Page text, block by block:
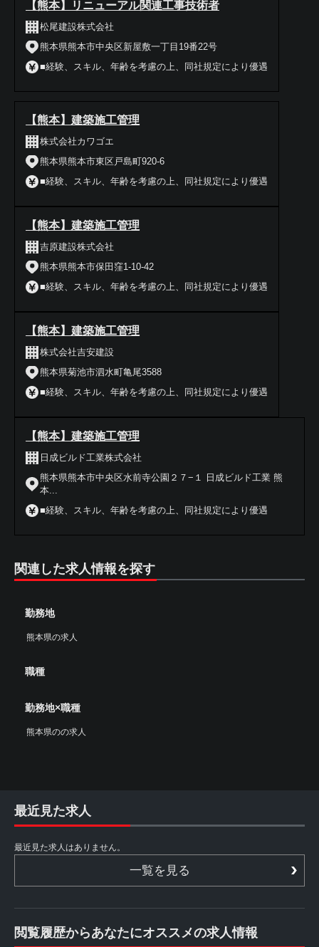
【熊本】リニューアル関連工事技術者
松尾建設株式会社
熊本県熊本市中央区新屋敷一丁目19番22号
■経験、スキル、年齢を考慮の上、同社規定により優遇
【熊本】建築施工管理
株式会社カワゴエ
熊本県熊本市東区戸島町920-6
■経験、スキル、年齢を考慮の上、同社規定により優遇
【熊本】建築施工管理
吉原建設株式会社
熊本県熊本市保田窪1-10-42
■経験、スキル、年齢を考慮の上、同社規定により優遇
【熊本】建築施工管理
株式会社吉安建設
熊本県菊池市泗水町亀尾3588
■経験、スキル、年齢を考慮の上、同社規定により優遇
【熊本】建築施工管理
日成ビルド工業株式会社
熊本県熊本市中央区水前寺公園２７−１ 日成ビルド工業 熊
本...
■経験、スキル、年齢を考慮の上、同社規定により優遇
関連した求人情報を探す
勤務地
熊本県の求人
職種
勤務地×職種
熊本県のの求人
最近見た求人
最近見た求人はありません。
一覧を見る
閲覧履歴からあなたにオススメの求人情報